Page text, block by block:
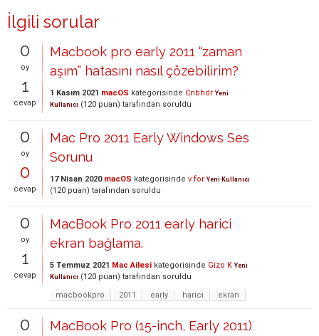
İlgili sorular
0
oy
1
cevap
Macbook pro early 2011 “zaman
aşım” hatasını nasıl çözebilirim?
1 Kasım 2021 macOS kategorisinde Cnbhdr Yeni
Kullanıcı (120 puan) tarafından soruldu
0
oy
0
cevap
Mac Pro 2011 Early Windows Ses
Sorunu
17 Nisan 2020 macOS kategorisinde v for Yeni Kullanıcı
(120 puan) tarafından soruldu
0
oy
1
cevap
MacBook Pro 2011 early harici
ekran bağlama.
5 Temmuz 2021 Mac Ailesi kategorisinde Gizo K Yeni
Kullanıcı (120 puan) tarafından soruldu
macbookpro
2011 early harici ekran
0
MacBook Pro (15-inch, Early 2011)